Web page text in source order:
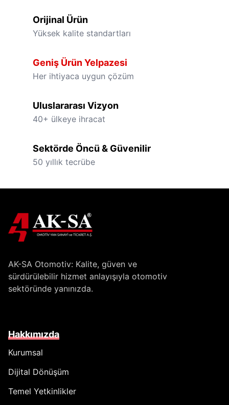
Orijinal Ürün
Yüksek kalite standartları
Geniş Ürün Yelpazesi
Her ihtiyaca uygun çözüm
Uluslararası Vizyon
40+ ülkeye ihracat
Sektörde Öncü & Güvenilir
50 yıllık tecrübe
AK-SA Otomotiv: Kalite, güven ve
sürdürülebilir hizmet anlayışıyla otomotiv
sektöründe yanınızda.
Hakkımızda
Kurumsal
Dijital Dönüşüm
Temel Yetkinlikler